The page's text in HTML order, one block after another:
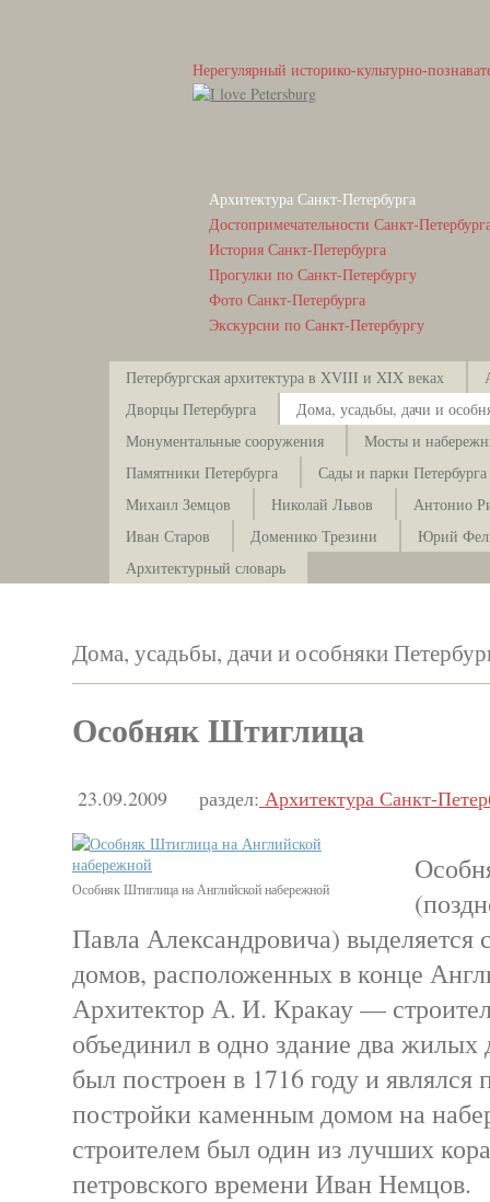
Нерегулярный историко-культурно-
Архитектура Санкт-Петербурга
Достопримечательности Санкт-
История Санкт-Петербурга
Прогулки по Санкт-Петербургу
Фото Санкт-Петербурга
Экскурсии по Санкт-Петербургу
Петербургская архитектура в XVIII и XIX веках
Дворцы Петербурга
Дома, усадьбы, дачи и
Монументальные сооружения
Мосты и
Памятники Петербурга
Сады и парки Петербурга
Михаил Земцов
Николай Львов
Антонио
Иван Старов
Доменико Трезини
Юрий
Архитектурный словарь
Дома, усадьбы, дачи и особняки
Особняк Штиглица
23.09.2009 раздел: Архитектура Санкт-
Особняк Штиглица на Английской набережной
Павла Александровича) выделяется
домов, расположенных в конце
Архитектор А. И. Кракау —
объединил в одно здание два
был построен в 1716 году и
постройки каменным домом на
строителем был один из лучших
петровского времени Иван Немцов.